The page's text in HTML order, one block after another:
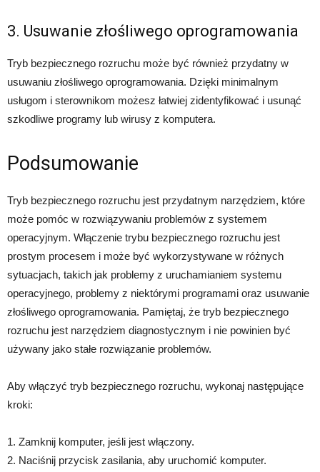
3. Usuwanie złośliwego oprogramowania
Tryb bezpiecznego rozruchu może być również przydatny w
usuwaniu złośliwego oprogramowania. Dzięki minimalnym
usługom i sterownikom możesz łatwiej zidentyfikować i usunąć
szkodliwe programy lub wirusy z komputera.
Podsumowanie
Tryb bezpiecznego rozruchu jest przydatnym narzędziem, które
może pomóc w rozwiązywaniu problemów z systemem
operacyjnym. Włączenie trybu bezpiecznego rozruchu jest
prostym procesem i może być wykorzystywane w różnych
sytuacjach, takich jak problemy z uruchamianiem systemu
operacyjnego, problemy z niektórymi programami oraz usuwanie
złośliwego oprogramowania. Pamiętaj, że tryb bezpiecznego
rozruchu jest narzędziem diagnostycznym i nie powinien być
używany jako stałe rozwiązanie problemów.
Aby włączyć tryb bezpiecznego rozruchu, wykonaj następujące
kroki:
1. Zamknij komputer, jeśli jest włączony.
2. Naciśnij przycisk zasilania, aby uruchomić komputer.